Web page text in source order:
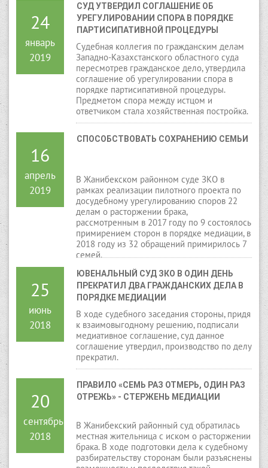
24
январь
2019
СУД УТВЕРДИЛ СОГЛАШЕНИЕ ОБ
УРЕГУЛИРОВАНИИ СПОРА В ПОРЯДКЕ
ПАРТИСИПАТИВНОЙ ПРОЦЕДУРЫ
Судебная коллегия по гражданским делам
Западно-Казахстанского областного суда
пересмотрев гражданское дело, утвердила
соглашение об урегулировании спора в
порядке партисипативной процедуры.
Предметом спора между истцом и
ответчиком стала хозяйственная постройка.
16
апрель
2019
СПОСОБСТВОВАТЬ СОХРАНЕНИЮ СЕМЬИ
В Жанибекском районном суде ЗКО в
рамках реализации пилотного проекта по
досудебному урегулированию споров 22
делам о расторжении брака,
рассмотренным в 2017 году по 9 состоялось
примирением сторон в порядке медиации, в
2018 году из 32 обращений примирилось 7
семей.
25
июнь
2018
ЮВЕНАЛЬНЫЙ СУД ЗКО В ОДИН ДЕНЬ
ПРЕКРАТИЛ ДВА ГРАЖДАНСКИХ ДЕЛА В
ПОРЯДКЕ МЕДИАЦИИ
В ходе судебного заседания стороны, придя
к взаимовыгодному решению, подписали
медиативное соглашение, суд данное
соглашение утвердил, производство по делу
прекратил.
20
сентябрь
2018
ПРАВИЛО «СЕМЬ РАЗ ОТМЕРЬ, ОДИН РАЗ
ОТРЕЖЬ» - СТЕРЖЕНЬ МЕДИАЦИИ
В Жанибекский районный суд обратилась
местная жительница с иском о расторжении
брака. В ходе подготовки дела к судебному
разбирательству сторонам были разъяснены